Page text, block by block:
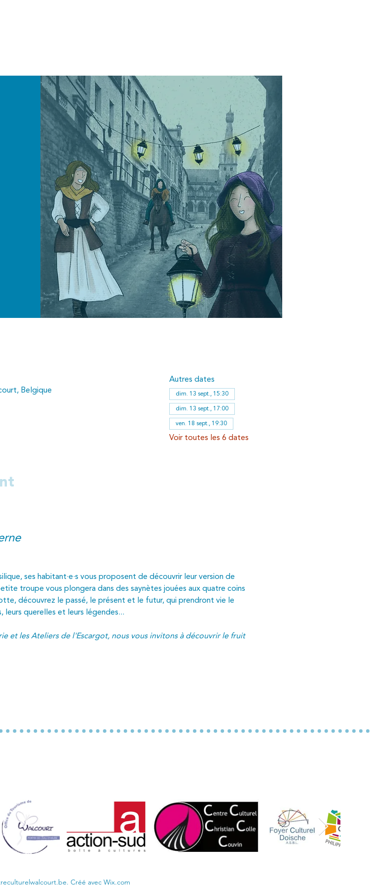
Belgique
Autres dates
dim. 13 sept., 15:30
dim. 13 sept., 17:00
ven. 18 sept., 19:30
Voir toutes les 6 dates
ses habitant·e·s vous proposent de découvrir leur version de
troupe vous plongera dans des saynètes jouées aux quatre coins
découvrez le passé, le présent et le futur, qui prendront vie le
leurs querelles et leurs légendes...
et les Ateliers de l'Escargot, nous vous invitons à découvrir le fruit
Créé avec Wix.com